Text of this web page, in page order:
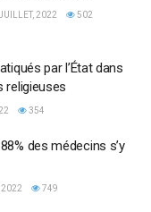
2022 502
par l’État dans
religieuses
354
des médecins s’y
2022 749